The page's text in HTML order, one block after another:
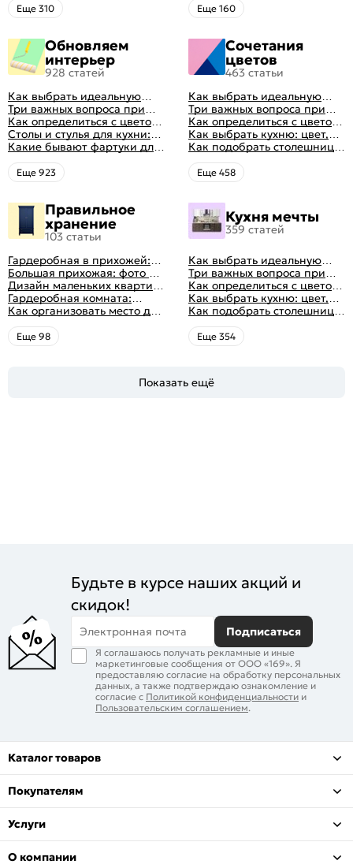
правильно: советы и фото в
интерьере
Eще 310 Eще 160
Обновляем
интерьер
928 статей
Как выбрать идеальную
планировку для кухни
Три важных вопроса при
выборе кухни: готовка,
посуда, комфорт
Как определиться с цветом
кухни: светлые, темные,
яркие
Столы и стулья для кухни:
советы по выбору
Какие бывают фартуки для
кухни: как правильно
выбрать
Eще 923
Сочетания
цветов
463 статьи
Как выбрать идеальную
планировку для кухни
Три важных вопроса при
выборе кухни: готовка,
посуда, комфорт
Как определиться с цветом
кухни: светлые, темные,
яркие
Как выбрать кухню: цвет,
планировка, аксессуары
Как подобрать столешницу
для кухни по цвету
Eще 458
Правильное
хранение
103 статьи
Гардеробная в прихожей:
виды, фото в интерьере,
идеи дизайна
Большая прихожая: фото с
функциональным
распределением дизайна
Дизайн маленьких квартир:
10 идей для дизайна
интерьера с фото
Гардеробная комната:
дизайн, планировка, советы
по обустройству,
распространенные ошибки
Как организовать место для
хранения на балконе
Eще 98
Кухня мечты
359 статей
Как выбрать идеальную
планировку для кухни
Три важных вопроса при
выборе кухни: готовка,
посуда, комфорт
Как определиться с цветом
кухни: светлые, темные,
яркие
Как выбрать кухню: цвет,
планировка, аксессуары
Как подобрать столешницу
для кухни по цвету
Eще 354
Показать ещё
Будьте в курсе наших акций и
скидок!
Электронная почта Подписаться
Я соглашаюсь получать рекламные и иные
маркетинговые сообщения от ООО «169». Я
предоставляю согласие на обработку персональных
данных, а также подтверждаю ознакомление и
согласие с Политикой конфиденциальности и
Пользовательским соглашением.
Каталог товаров
Покупателям
Услуги
О компании